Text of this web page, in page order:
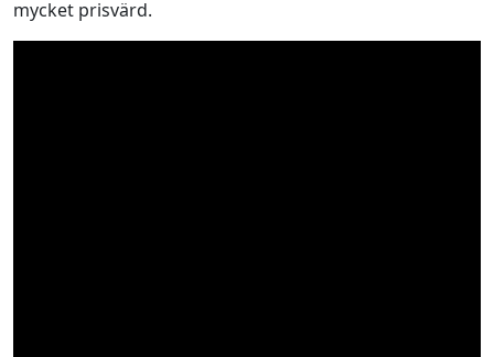
m
mycket prisvärd.